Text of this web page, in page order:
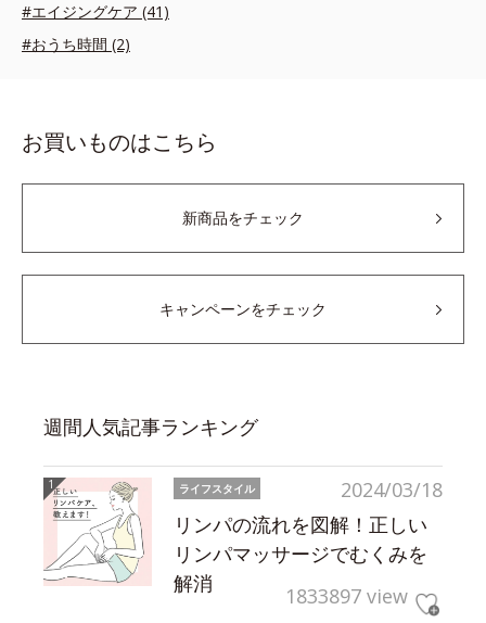
#エイジングケア (41)
#おうち時間 (2)
お買いものはこちら
新商品をチェック
キャンペーンをチェック
週間人気記事ランキング
2024/03/18
ライフスタイル
リンパの流れを図解！正しい
リンパマッサージでむくみを
解消
1833897 view